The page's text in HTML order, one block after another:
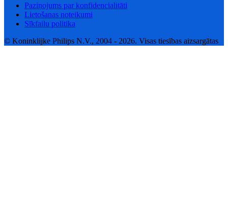
Paziņojums par konfidencialitāti
Lietošanas noteikumi
Sīkfailu politika
© Koninklijke Philips N.V., 2004 - 2026. Visas tiesības aizsargātas